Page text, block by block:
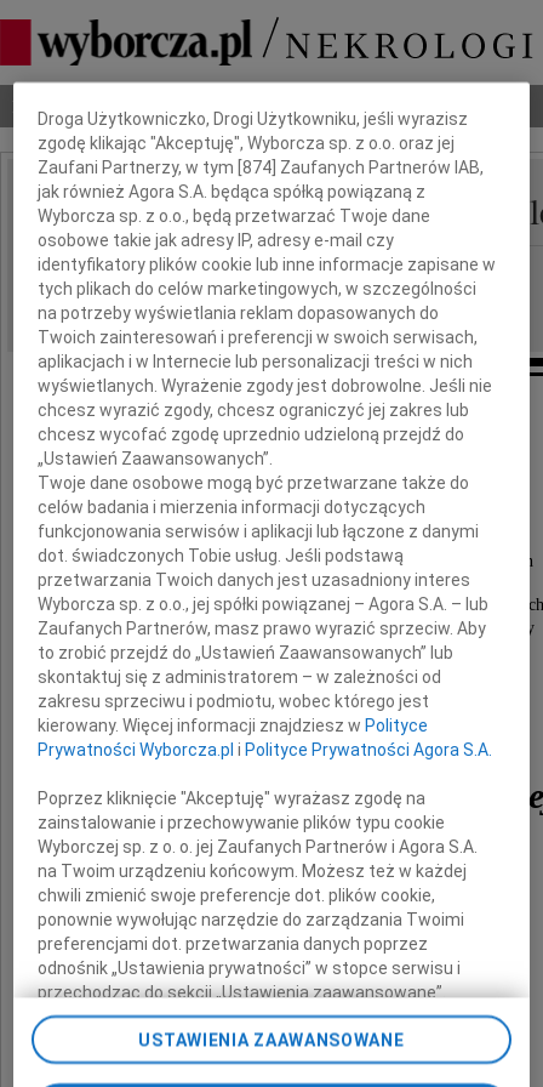
Nekrologi Odeszli Poradnik pogrzebowy
IMIĘ I NAZWISKO: Elżbieta Sosnowska-
REGION: Katowice
DATA EMISJI: 05.07.2021
Prof. dr. hab. n. med.
Michałowi Holeckiemu
Zastępcy Dyrektora ds. Medycznych
Uniwersyteckiego Centrum Klinicznego
im. prof. K. Gibińskiego SUM w Katowicach
najszczersze wyrazy współczucia, wsparcia i
w trudnych chwilach z powodu śmierci Mamy
doktor
Elżbiety
Sosnowskiej -
składają
Dyrekcja i Pracownicy
Uniwersyteckiego Centrum Klinicznego
im. prof. K. Gibińskiego SUM w Katowicach
Dbamy o Twoją prywatność
Droga Użytkowniczko, Drogi Użytkowniku, jeśli wyrazisz
zgodę klikając "Akceptuję", Wyborcza sp. z o.o. oraz jej
Zaufani Partnerzy, w tym [874] Zaufanych Partnerów IAB,
jak również Agora S.A. będąca spółką powiązaną z
Wyborcza sp. z o.o., będą przetwarzać Twoje dane
osobowe takie jak adresy IP, adresy e-mail czy
identyfikatory plików cookie lub inne informacje zapisane w
tych plikach do celów marketingowych, w szczególności
na potrzeby wyświetlania reklam dopasowanych do
Twoich zainteresowań i preferencji w swoich serwisach,
aplikacjach i w Internecie lub personalizacji treści w nich
wyświetlanych. Wyrażenie zgody jest dobrowolne. Jeśli nie
chcesz wyrazić zgody, chcesz ograniczyć jej zakres lub
chcesz wycofać zgodę uprzednio udzieloną przejdź do
„Ustawień Zaawansowanych”.
Twoje dane osobowe mogą być przetwarzane także do
celów badania i mierzenia informacji dotyczących
funkcjonowania serwisów i aplikacji lub łączone z danymi
dot. świadczonych Tobie usług. Jeśli podstawą
przetwarzania Twoich danych jest uzasadniony interes
Wyborcza sp. z o.o., jej spółki powiązanej – Agora S.A. – lub
Zaufanych Partnerów, masz prawo wyrazić sprzeciw. Aby
to zrobić przejdź do „Ustawień Zaawansowanych” lub
skontaktuj się z administratorem – w zależności od
zakresu sprzeciwu i podmiotu, wobec którego jest
kierowany. Więcej informacji znajdziesz wPolityce
Prywatności Wyborcza.pl iPolityce Prywatności Agora S.A.
Poprzez kliknięcie "Akceptuję" wyrażasz zgodę na
zainstalowanie i przechowywanie plików typu cookie
Wyborczej sp. z o. o. jej Zaufanych Partnerów i Agora S.A.
na Twoim urządzeniu końcowym. Możesz też w każdej
chwili zmienić swoje preferencje dot. plików cookie,
ponownie wywołując narzędzie do zarządzania Twoimi
preferencjami dot. przetwarzania danych poprzez
odnośnik „Ustawienia prywatności” w stopce serwisu i
przechodząc do sekcji „Ustawienia zaawansowane”.
Zmiana ustawień plików cookie możliwa jest także za
pomocą ustawień przeglądarki.
USTAWIENIA ZAAWANSOWANE